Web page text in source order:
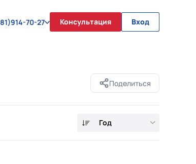
70-27 Консультация Вход
Поделиться
Год